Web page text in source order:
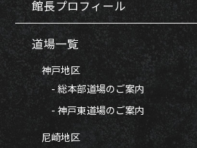
館長プロフィール
道場一覧
神戸地区
- 総本部道場のご案内
- 神戸東道場のご案内
尼崎地区